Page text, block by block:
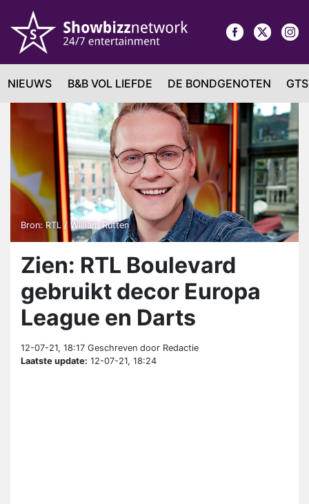
NIEUWS B&B VOL LIEFDE DE BONDGENOTEN
Bron: RTL / William Rutten
Zien: RTL Boulevard
gebruikt decor Europa
League en Darts
12-07-21, 18:17 Geschreven door Redactie
Laatste update: 12-07-21, 18:24